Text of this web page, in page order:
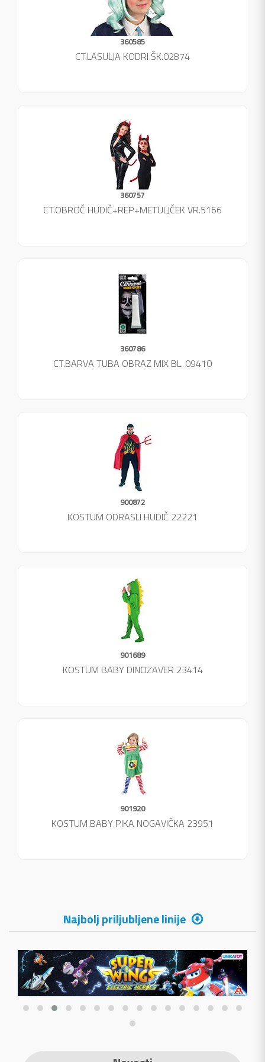
360585
CT.LASULJA KODRI ŠK.02874
360757
CT.OBROČ HUDIČ+REP+METULJČEK VR.5166
360786
CT.BARVA TUBA OBRAZ MIX BL. 09410
900872
KOSTUM ODRASLI HUDIČ 22221
901689
KOSTUM BABY DINOZAVER 23414
901920
KOSTUM BABY PIKA NOGAVIČKA 23951
Najbolj priljubljene linije